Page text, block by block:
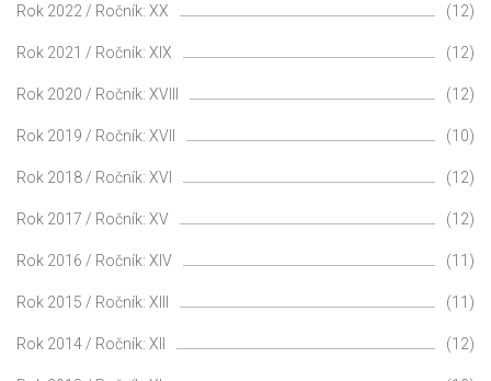
Rok 2022 / Ročník: XX (12)
Rok 2021 / Ročník: XIX (12)
Rok 2020 / Ročník: XVIII (12)
Rok 2019 / Ročník: XVII (10)
Rok 2018 / Ročník: XVI (12)
Rok 2017 / Ročník: XV (12)
Rok 2016 / Ročník: XIV (11)
Rok 2015 / Ročník: XIII (11)
Rok 2014 / Ročník: XII (12)